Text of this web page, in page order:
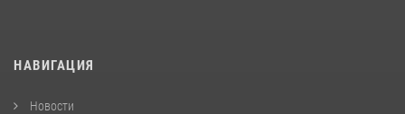
НАВИГАЦИЯ
Новости